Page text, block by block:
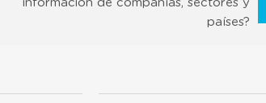
información de compañías, sectores y
países?